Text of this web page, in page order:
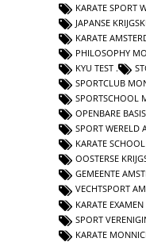
KARATE SPORT
JAPANSE
KARATE
PHILOSOPHY
KYU TEST
SPORTCLUB
SPORTSCHOOL
OPENBARE
SPORT WERELD
KARATE
OOSTERSE
GEMEENTE
VECHTSPORT
KARATE EXAMEN
SPORT
KARATE